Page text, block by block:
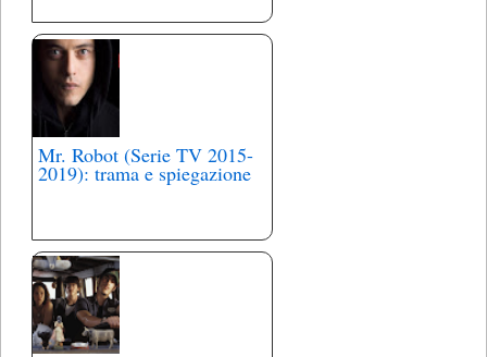
Mr. Robot (Serie TV 2015-
2019): trama e spiegazione